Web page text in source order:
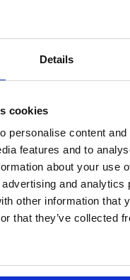
Details
cookies
personalise content and
features and to
about your use
and analytics
other information that
that they’ve collected
时首席财务官 服务提供商
首席财务官 人才带来财
关系带来情商智慧，并通
与最佳实践带来集体智慧
。
18